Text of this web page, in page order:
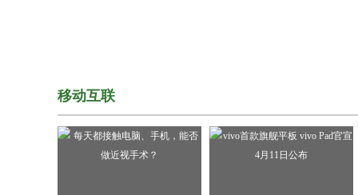
移动互联